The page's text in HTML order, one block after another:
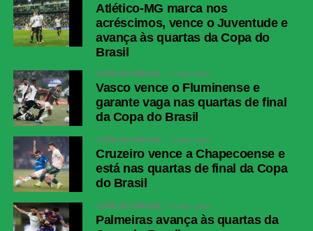
Atlético-MG marca nos
acréscimos, vence o Juventude e
avança às quartas da Copa do
Brasil
COPA DO BRASIL 4 dias atrás
Vasco vence o Fluminense e
garante vaga nas quartas de final
da Copa do Brasil
COPA DO BRASIL 4 dias atrás
Cruzeiro vence a Chapecoense e
está nas quartas de final da Copa
do Brasil
COPA DO BRASIL 4 dias atrás
Palmeiras avança às quartas da